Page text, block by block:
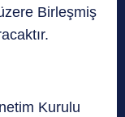
Birleşmiş
Kurulu